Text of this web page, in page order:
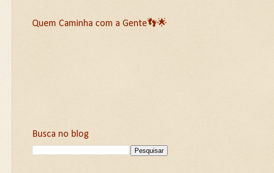
Quem Caminha com a Gente👣🌟
Busca no blog